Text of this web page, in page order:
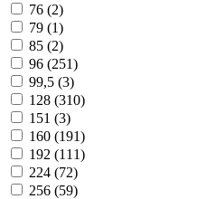
76 (2)
79 (1)
85 (2)
96 (251)
99,5 (3)
128 (310)
151 (3)
160 (191)
192 (111)
224 (72)
256 (59)